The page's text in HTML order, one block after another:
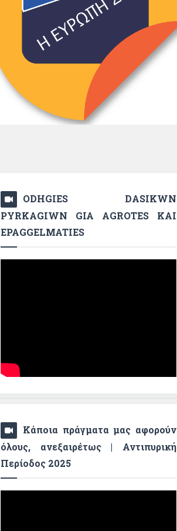
ODHGIES DASIKWN
PYRKAGIWN GIA AGROTES KAI
EPAGGELMATIES
Κάποια πράγματα μας αφορούν
όλους, ανεξαιρέτως | Αντιπυρική
Περίοδος 2025